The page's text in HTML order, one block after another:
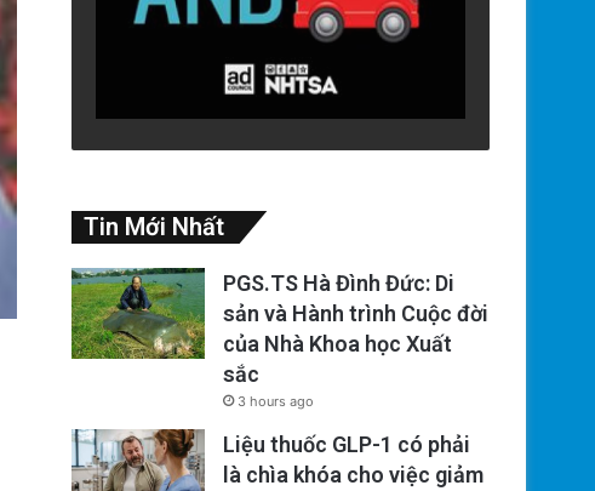
Tin Mới Nhất
PGS.TS Hà Đình Đức: Di
sản và Hành trình Cuộc đời
của Nhà Khoa học Xuất
sắc
3 hours ago
Liệu thuốc GLP-1 có phải
là chìa khóa cho việc giảm